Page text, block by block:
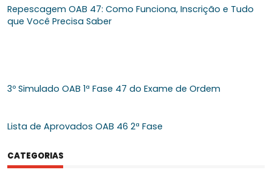
Repescagem OAB 47: Como Funciona, Inscrição e Tudo
que Você Precisa Saber
3º Simulado OAB 1ª Fase 47 do Exame de Ordem
Lista de Aprovados OAB 46 2ª Fase
CATEGORIAS